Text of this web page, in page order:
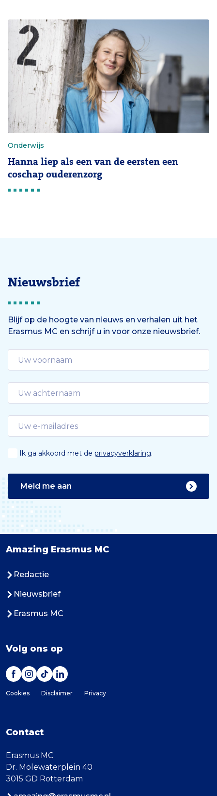
Onderwijs
Hanna liep als een van de eersten een
coschap ouderenzorg
Nieuwsbrief
Blijf op de hoogte van nieuws en verhalen uit het
Erasmus MC en schrijf u in voor onze nieuwsbrief.
Ik ga akkoord met de privacyverklaring.
Meld me aan
Amazing Erasmus MC
Redactie
Nieuwsbrief
Erasmus MC
Volg ons op
Cookies Disclaimer Privacy
Contact
Erasmus MC
Dr. Molewaterplein 40
3015 GD Rotterdam